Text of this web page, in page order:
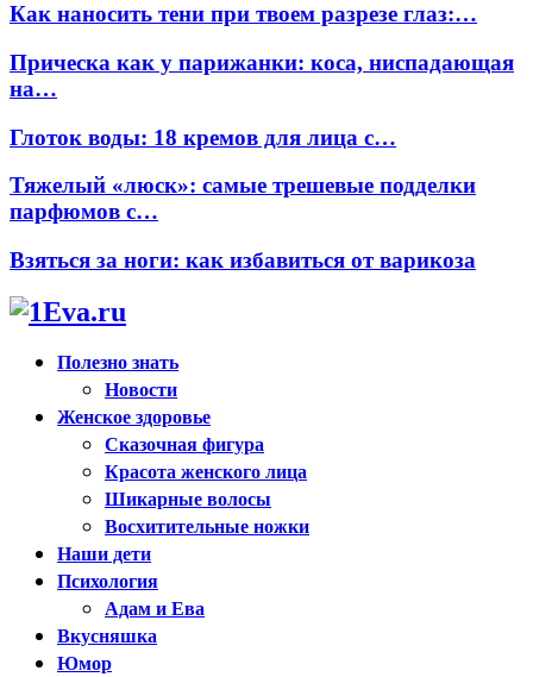
Как наносить тени при твоем разрезе глаз:…
Прическа как у парижанки: коса, ниспадающая
на…
Глоток воды: 18 кремов для лица с…
Тяжелый «люск»: самые трешевые подделки
парфюмов с…
Взяться за ноги: как избавиться от варикоза
Полезно знать
Новости
Женское здоровье
Сказочная фигура
Красота женского лица
Шикарные волосы
Восхитительные ножки
Наши дети
Психология
Адам и Ева
Вкусняшка
Юмор